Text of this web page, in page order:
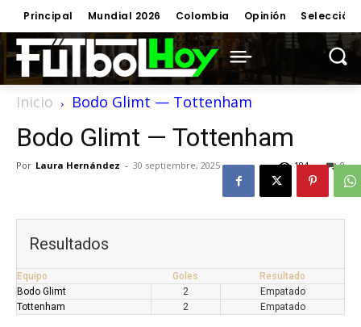
Principal Mundial 2026 Colombia Opinión Selección
Inicio Bodo Glimt — Tottenham
Bodo Glimt — Tottenham
Por Laura Hernández - 30 septiembre, 2025 0
184
Resultados
Equipo Goles
Resultado
Bodo Glimt
2
Empatado
Tottenham
2 Empatado